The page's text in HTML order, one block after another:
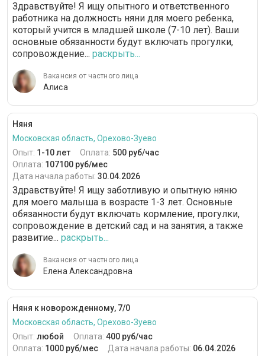
Здравствуйте! Я ищу опытного и ответственного
работника на должность няни для моего ребенка,
который учится в младшей школе (7-10 лет). Ваши
основные обязанности будут включать прогулки,
сопровождение... раскрыть...
Вакансия от частного лица
Алиса
Няня
Московская область, Орехово-Зуево
Опыт: 1-10 лет Оплата: 500 руб/час
Оплата: 107100 руб/мес
Дата начала работы: 30.04.2026
Здравствуйте! Я ищу заботливую и опытную няню
для моего малыша в возрасте 1-3 лет. Основные
обязанности будут включать кормление, прогулки,
сопровождение в детский сад и на занятия, а также
развитие... раскрыть...
Вакансия от частного лица
Елена Александровна
Няня к новорожденному, 7/0
Московская область, Орехово-Зуево
Опыт: любой Оплата: 400 руб/час
Оплата: 1000 руб/мес Дата начала работы: 06.04.2026